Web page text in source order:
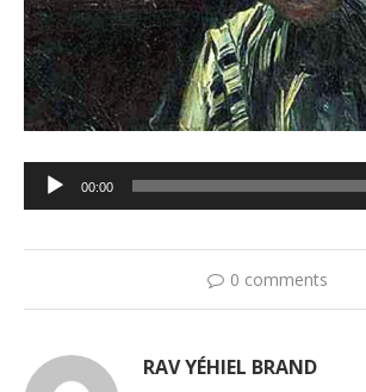
Lecteur
audio
00:00
0 comments
RAV YÉHIEL BRAND